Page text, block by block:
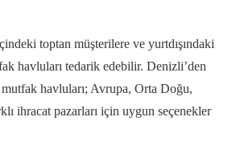
toptan müşterilere ve yurtdışındaki
havluları tedarik edebilir. Denizli’den
havluları; Avrupa, Orta Doğu,
ihracat pazarları için uygun seçenekler